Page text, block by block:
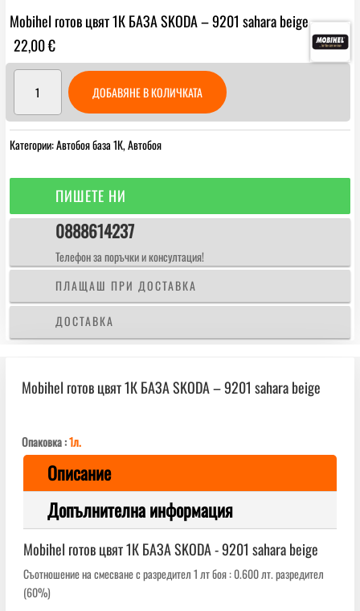
Mobihеl готов цвят 1К БАЗА SKODA – 9201 sahara beige
22,00€
Mobihеl
готов
цвят
ДОБАВЯНЕ В КОЛИЧКАТА
Категории:Автобоя база 1К,Автобоя
ПИШЕТЕ НИ
0888614237
Телефон за поръчки и консултация!
ПЛАЩАШ ПРИ ДОСТАВКА
ДОСТАВКА
Mobihеl готов цвят 1К БАЗА SKODA – 9201 sahara beige
Опаковка :1л.
Описание
Допълнителна информация
Mobihеl готов цвят 1К БАЗА SKODA - 9201 sahara beige
Съотношение на смесване с разредител 1 лт боя : 0.600 лт. разредител
(60%)